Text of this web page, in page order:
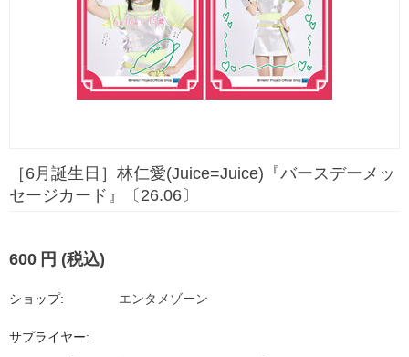
［6月誕生日］林仁愛(Juice=Juice)『バースデーメッ
セージカード』〔26.06〕
600 円 (税込)
ショップ: エンタメゾーン
サプライヤー: